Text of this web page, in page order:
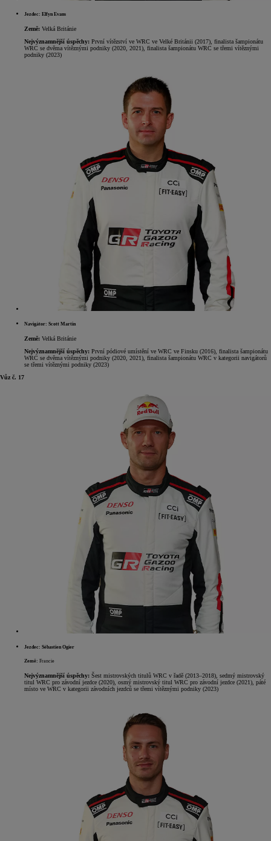
Jezdec: Elfyn Evans
Země: Velká Británie
Nejvýznamnější úspěchy: První vítězství ve WRC ve Velké Británii (2017), finalista šampionátu
WRC se dvěma vítěznými podniky (2020, 2021), finalista šampionátu WRC se třemi vítěznými
podniky (2023)
Navigátor: Scott Martin
Země: Velká Británie
Nejvýznamnější úspěchy: První pódiové umístění ve WRC ve Finsku (2016), finalista šampionátu
WRC se dvěma vítěznými podniky (2020, 2021), finalista šampionátu WRC v kategorii navigátorů
se třemi vítěznými podniky (2023)
Vůz č. 17
Jezdec: Sébastien Ogier
Země: Francie
Nejvýznamnější úspěchy: Šest mistrovských titulů WRC v řadě (2013–2018), sedmý mistrovský
titul WRC pro závodní jezdce (2020), osmý mistrovský titul WRC pro závodní jezdce (2021), páté
místo ve WRC v kategorii závodních jezdců se třemi vítěznými podniky (2023)